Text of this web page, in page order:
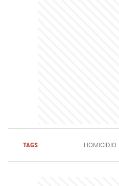
TAGS HOMICIDIO